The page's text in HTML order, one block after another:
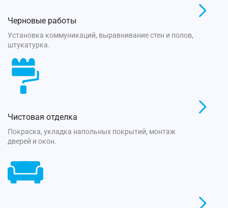
Черновые работы
Установка коммуникаций, выравнивание стен и полов,
штукатурка.
Чистовая отделка
Покраска, укладка напольных покрытий, монтаж
дверей и окон.